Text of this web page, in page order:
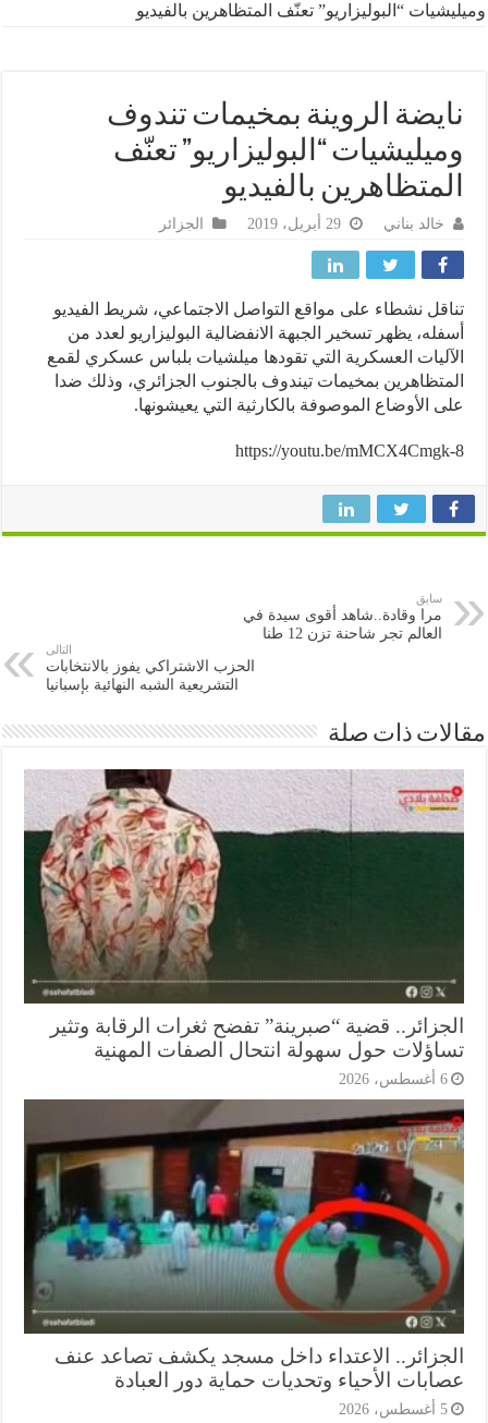
“البوليزاريو” تعنّف المتظاهرين بالفيديو
الروينة بمخيمات تندوف
“البوليزاريو” تعنّف
بالفيديو
خالد بناني الجزائر
نشطاء على مواقع التواصل الاجتماعي، شريط الفيديو
يظهر تسخير الجبهة الانفضالية البوليزاريو لعدد من
العسكرية التي تقودها ميلشيات بلباس عسكري لقمع
بمخيمات تيندوف بالجنوب الجزائري، وذلك ضدا
الأوضاع الموصوفة بالكارثية التي يعيشونها.
https://youtu.be/
مرا وقادة..شاهد أقوى سيدة في
العالم تجر شاحنة تزن 12 طنا
الحزب الاشتراكي يفوز بالانتخابات
التشريعية الشبه النهائية بإسبانيا
ذات صلة
قضية “صبرينة” تفضح ثغرات الرقابة وتثير
حول سهولة انتحال الصفات المهنية
الاعتداء داخل مسجد يكشف تصاعد عنف
الأحياء وتحديات حماية دور العبادة